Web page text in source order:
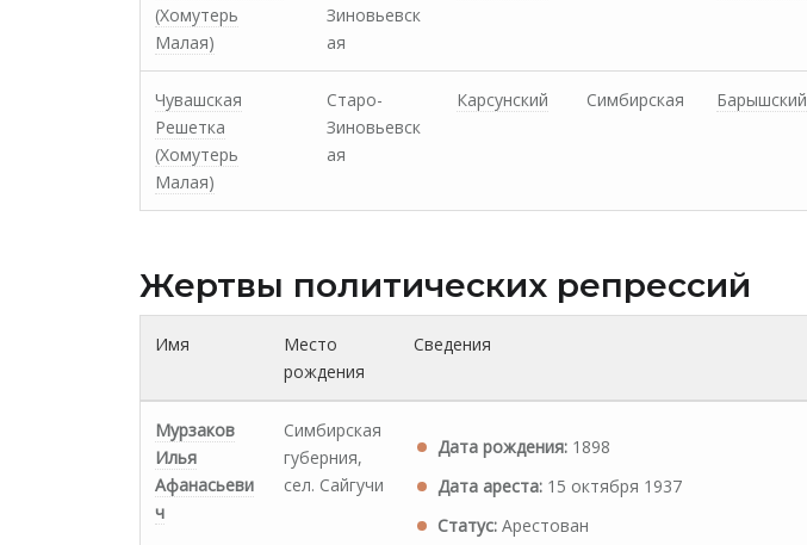
(Хомутерь
Малая)
Зиновьевск
ая
Чувашская
Решетка
(Хомутерь
Малая)
Старо-
Зиновьевск
ая
Карсунский Симбирская Барышский
Жертвы политических репрессий
Имя
Место
рождения
Сведения
Мурзаков
Илья
Афанасьеви
ч
Симбирская
губерния,
сел. Сайгучи
Дата рождения: 1898
Дата ареста: 15 октября 1937
Статус: Арестован